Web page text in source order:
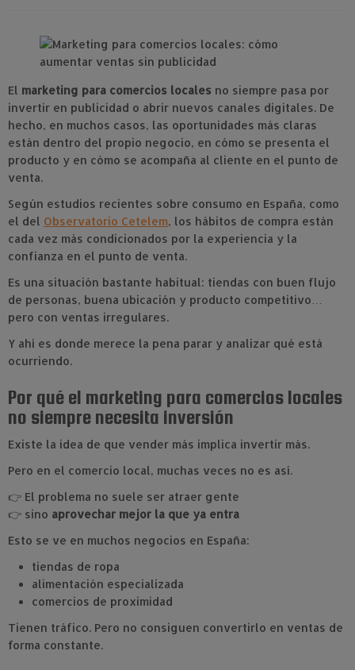
El marketing para comercios locales no siempre pasa por
invertir en publicidad o abrir nuevos canales digitales. De
hecho, en muchos casos, las oportunidades más claras
están dentro del propio negocio, en cómo se presenta el
producto y en cómo se acompaña al cliente en el punto de
venta.
Según estudios recientes sobre consumo en España, como
el del Observatorio Cetelem, los hábitos de compra están
cada vez más condicionados por la experiencia y la
confianza en el punto de venta.
Es una situación bastante habitual: tiendas con buen flujo
de personas, buena ubicación y producto competitivo…
pero con ventas irregulares.
Y ahí es donde merece la pena parar y analizar qué está
ocurriendo.
Por qué el marketing para comercios locales
no siempre necesita inversión
Existe la idea de que vender más implica invertir más.
Pero en el comercio local, muchas veces no es así.
👉 El problema no suele ser atraer gente
👉 sino aprovechar mejor la que ya entra
Esto se ve en muchos negocios en España:
tiendas de ropa
alimentación especializada
comercios de proximidad
Tienen tráfico. Pero no consiguen convertirlo en ventas de
forma constante.